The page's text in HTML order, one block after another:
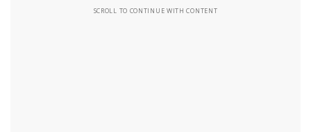
SCROLL TO CONTINUE WITH CONTENT